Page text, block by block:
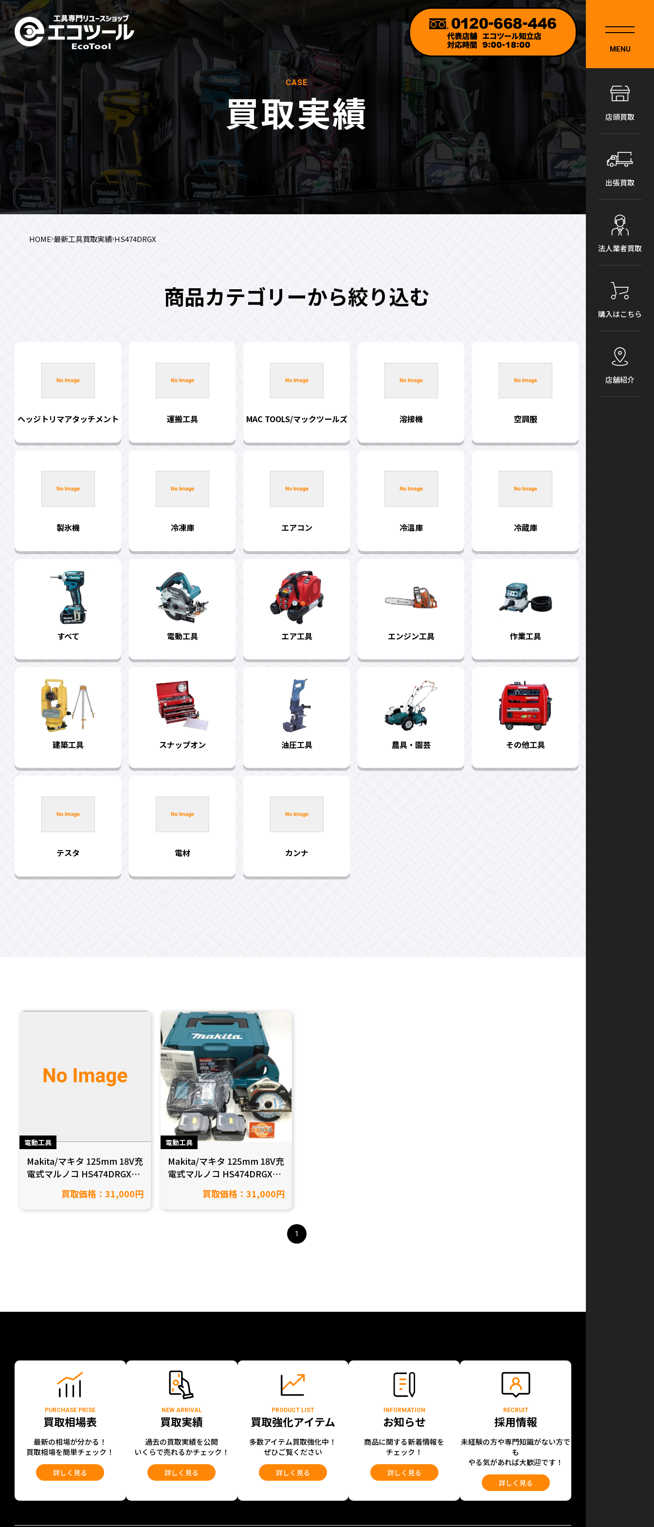
MENU
店頭買取
出張買取
法人業者買取
購入はこちら
店舗紹介
CASE
買取実績
HOME 最新工具買取実績 HS474DRGX
商品カテゴリーから絞り込む
ヘッジトリマアタッチメント 運搬工具 MAC TOOLS/マックツールズ 溶接機 空調服
製氷機 冷凍庫 エアコン 冷温庫 冷蔵庫
すべて 電動工具 エア工具 エンジン工具 作業工具
建築工具 スナップオン 油圧工具 農具・園芸 その他工具
テスタ 電材 カンナ
電動工具
Makita/マキタ 125mm 18V充
電式マルノコ HS474DRGXを
市/工具買取】買取価格：31,000円
電動工具
Makita/マキタ 125mm 18V充
電式マルノコ HS474DRGXを
田市/工具買取】買取価格：31,000円
1
PURCHASE PRISE
買取相場表
最新の相場が分かる！
買取相場を簡単チェック！
詳しく見る
NEW ARRIVAL
買取実績
過去の買取実績を公開
いくらで売れるかチェック！
詳しく見る
PRODUCT LIST
買取強化アイテム
多数アイテム買取強化中！
ぜひご覧ください
詳しく見る
INFORMATION
お知らせ
商品に関する新着情報を
チェック！
詳しく見る
RECRUIT
採用情報
未経験の方や専門知識がない方で
も
やる気があれば大歓迎です！
詳しく見る